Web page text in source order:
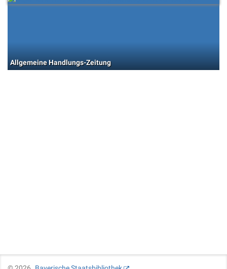
Allgemeine Handlungs-Zeitung